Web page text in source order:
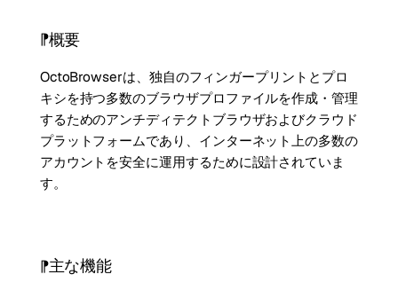
概要
OctoBrowserは、独自のフィンガープリントとプロ
キシを持つ多数のブラウザプロファイルを作成・管理
するためのアンチディテクトブラウザおよびクラウド
プラットフォームであり、インターネット上の多数の
アカウントを安全に運用するために設計されていま
す。
主な機能